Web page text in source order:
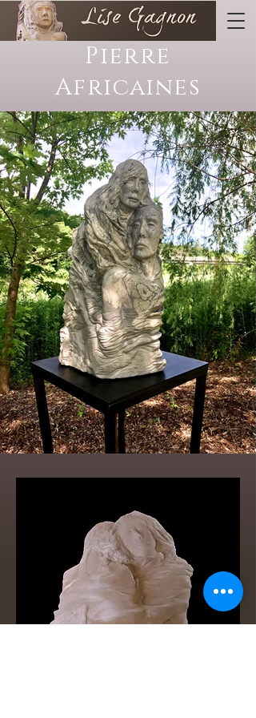
Pierre
Africaines